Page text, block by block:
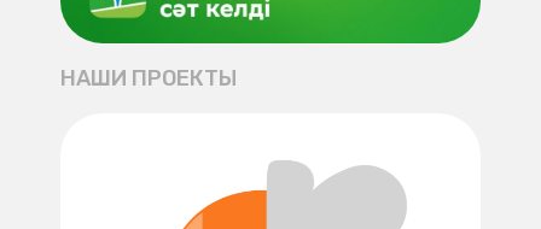
НАШИ ПРОЕКТЫ